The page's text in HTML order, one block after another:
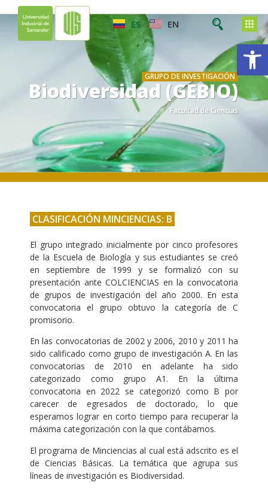
ES EN
GRUPO DE INVESTIGACIÓN
Biodiversidad (GEBIO)
Facultad de Ciencias
.
CLASIFICACIÓN MINCIENCIAS: B
El grupo integrado inicialmente por cinco profesores
de la Escuela de Biología y sus estudiantes se creó
en septiembre de 1999 y se formalizó con su
presentación ante COLCIENCIAS en la convocatoria
de grupos de investigación del año 2000. En esta
convocatoria el grupo obtuvo la categoría de C
promisorio.
En las convocatorias de 2002 y 2006, 2010 y 2011 ha
sido calificado como grupo de investigación A. En las
convocatorias de 2010 en adelante ha sido
categorizado como grupo A1. En la última
convocatoria en 2022 se categorizó como B por
carecer de egresados de doctorado, lo que
esperamos lograr en corto tiempo para recuperar la
máxima categorización con la que contábamos.
El programa de Minciencias al cual está adscrito es el
de Ciencias Básicas. La temática que agrupa sus
líneas de investigación es Biodiversidad.